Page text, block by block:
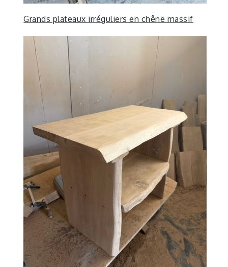
Grands plateaux irréguliers en chêne massif